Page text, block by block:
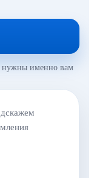
нужны именно вам